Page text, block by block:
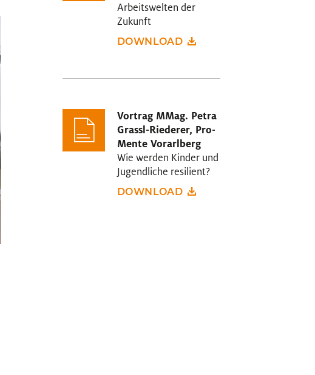
Arbeitswelten der
Zukunft
DOWNLOAD
Vortrag MMag. Petra
Grassl-Riederer, Pro-
Mente Vorarlberg
Wie werden Kinder und
Jugendliche resilient?
DOWNLOAD